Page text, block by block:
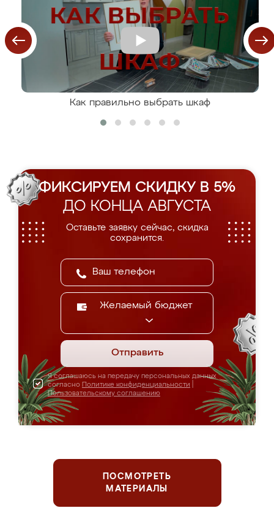
Как правильно выбрать шкаф
ФИКСИРУЕМ СКИДКУ В 5%
ДО КОНЦА АВГУСТА
Оставьте заявку сейчас, скидка
сохранится.
Желаемый бюджет
Отправить
Я соглашаюсь на передачу персональных данных
согласно Политике конфиденциальности
Пользовательскому соглашению
ПОСМОТРЕТЬ
МАТЕРИАЛЫ